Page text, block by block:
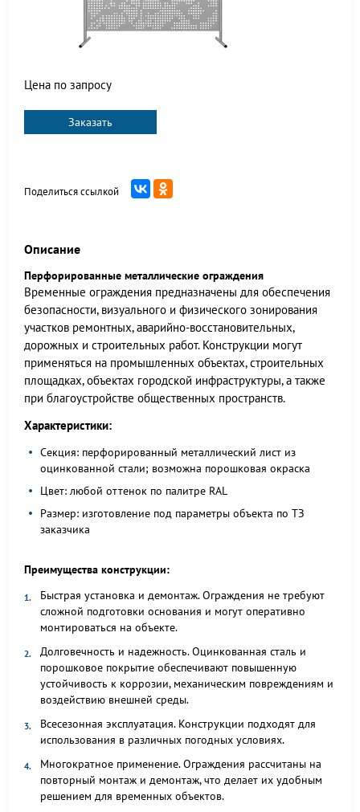
Цена по запросу
Заказать
Поделиться ссылкой
Описание
Перфорированные металлические ограждения
Временные ограждения предназначены для обеспечения
безопасности, визуального и физического зонирования
участков ремонтных, аварийно-восстановительных,
дорожных и строительных работ. Конструкции могут
применяться на промышленных объектах, строительных
площадках, объектах городской инфраструктуры, а также
при благоустройстве общественных пространств.
Характеристики:
Секция: перфорированный металлический лист из
оцинкованной стали; возможна порошковая окраска
Цвет: любой оттенок по палитре RAL
Размер: изготовление под параметры объекта по ТЗ
заказчика
Преимущества конструкции:
Быстрая установка и демонтаж. Ограждения не требуют
сложной подготовки основания и могут оперативно
монтироваться на объекте.
Долговечность и надежность. Оцинкованная сталь и
порошковое покрытие обеспечивают повышенную
устойчивость к коррозии, механическим повреждениям и
воздействию внешней среды.
Всесезонная эксплуатация. Конструкции подходят для
использования в различных погодных условиях.
Многократное применение. Ограждения рассчитаны на
повторный монтаж и демонтаж, что делает их удобным
решением для временных объектов.